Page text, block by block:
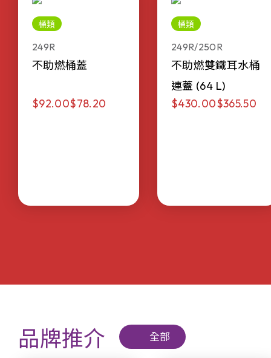
桶類
249R
不助燃桶蓋
$92.00$78.20
桶類
249R/250R
不助燃雙鐵耳水桶
連蓋 (64 L)
$430.00$365.50
品牌推介 全部